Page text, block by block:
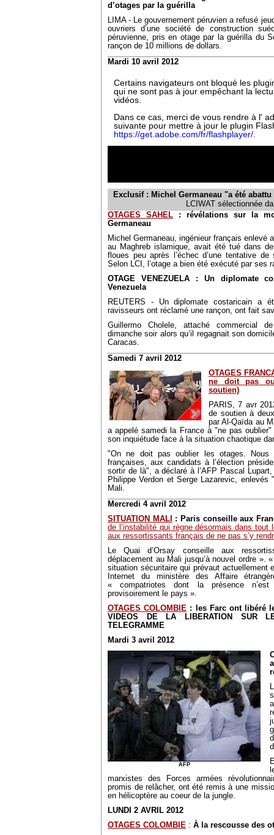
d’otages par la guérilla
LIMA - Le gouvernement péruvien a refusé
ouvriers d’une société de construction
péruvienne, pris en otage par la guérilla du
rançon de 10 millions de dollars.
Mardi 10 avril 2012
Exclusif : Michel Germaneau "a été
LCIWAT sélectionnée
OTAGES SAHEL : révélations sur la
Germaneau
Michel Germaneau, ingénieur français enlevé
au Maghreb islamique, avait été tué dans
floues peu après l’échec d’une tentative de
Selon LCI, l’otage a bien été exécuté par ses
OTAGE VENEZUELA : Un diplomate
Venezuela
REUTERS - Un diplomate costaricain a
ravisseurs ont réclamé une rançon, ont fait
Guillermo Cholele, attaché commercial
dimanche soir alors qu’il regagnait son
Caracas.
Samedi 7 avril 2012
OTAGES
ne doit pas
soutien)
PARIS, 7 avr
de soutien à
par Al-Qaïda au
a appelé samedi la France à "ne pas
son inquiétude face à la situation chaotique
"On ne doit pas oublier les otages. Nous
françaises, aux candidats à l’élection
sortir de là", a déclaré à l’AFP Pascal
Philippe Verdon et Serge Lazarevic,
Mali.
Mercredi 4 avril 2012
SITUATION MALI
: Paris conseille aux
de l’instabilité qui règne désormais dans tout
aux ressortissants français de ne pas s’y
Le Quai d’Orsay conseille aux
déplacement au Mali jusqu’à nouvel ordre ».
situation sécuritaire qui prévaut actuellement
Internet du ministère des Affaire
« compatriotes dont la présence
provisoirement le pays ».
OTAGES COLOMBIE : les Farc ont libéré
VIDEOS DE LA LIBERATION SUR
TELEGRAMME
Mardi 3 avril 2012
AFP
marxistes des Forces armées
promis de relâcher, ont été remis à une
en hélicoptère au coeur de la jungle.
LUNDI 2 AVRIL 2012
OTAGES COLOMBIE : À la rescousse des